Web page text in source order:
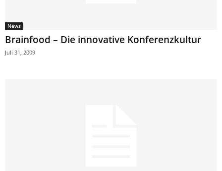
News
Brainfood – Die innovative Konferenzkultur
Juli 31, 2009